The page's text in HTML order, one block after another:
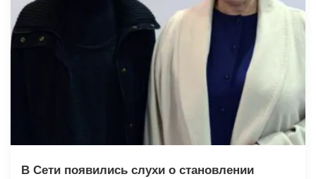
В Сети появились слухи о становлении